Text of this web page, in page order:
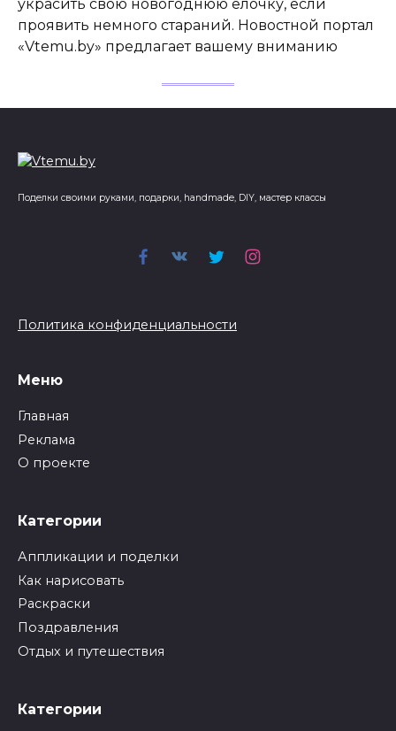
украсить свою новогоднюю елочку, если
проявить немного стараний. Новостной портал
«Vtemu.by» предлагает вашему вниманию
Поделки своими руками, подарки, handmade, DIY, мастер классы
Политика конфиденциальности
Меню
Главная
Реклама
О проекте
Категории
Аппликации и поделки
Как нарисовать
Раскраски
Поздравления
Отдых и путешествия
Категории